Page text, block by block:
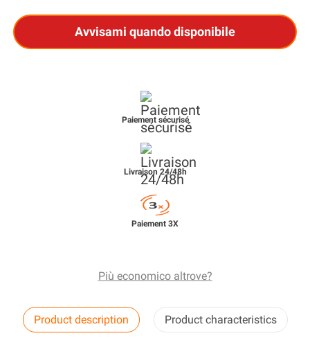
Avvisami quando disponibile
Paiement sécurisé
Livraison 24/48h
Paiement 3X
Più economico altrove?
Product description Product characteristics